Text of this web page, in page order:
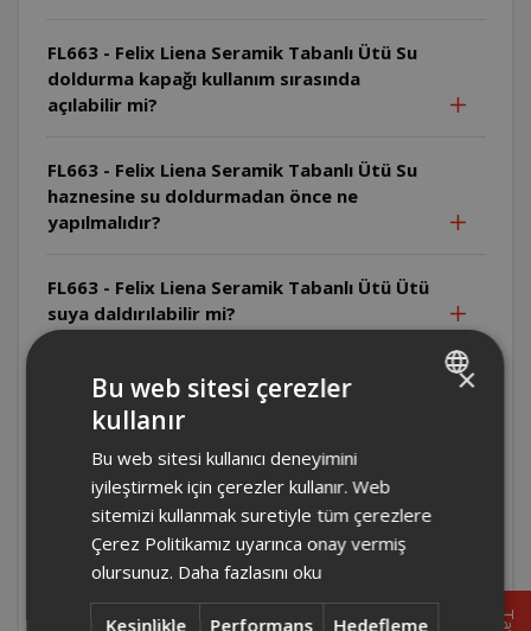
FL663 - Felix Liena Seramik Tabanlı Ütü Su
doldurma kapağı kullanım sırasında
açılabilir mi?
FL663 - Felix Liena Seramik Tabanlı Ütü Su
haznesine su doldurmadan önce ne
yapılmalıdır?
FL663 - Felix Liena Seramik Tabanlı Ütü Ütü
suya daldırılabilir mi?
FL663 - Felix Liena Seramik Tabanlı Ütü Ütü
sıcak yüzeylere temas edebilir mi?
FL663 - Felix Liena Seramik Tabanlı Ütü Ütü
fişe takılıyken gözetimsiz bırakılabilir mi?
FL663 - Felix Liena Seramik Tabanlı Ütü
Ütüyü kimler kullanabilir?
×
Bu web sitesi çerezler
kullanır
Bu web sitesi kullanıcı deneyimini
iyileştirmek için çerezler kullanır. Web
sitemizi kullanmak suretiyle tüm çerezlere
Çerez Politikamız uyarınca onay vermiş
olursunuz. Daha fazlasını oku
Kesinlikle Performans Hedefleme